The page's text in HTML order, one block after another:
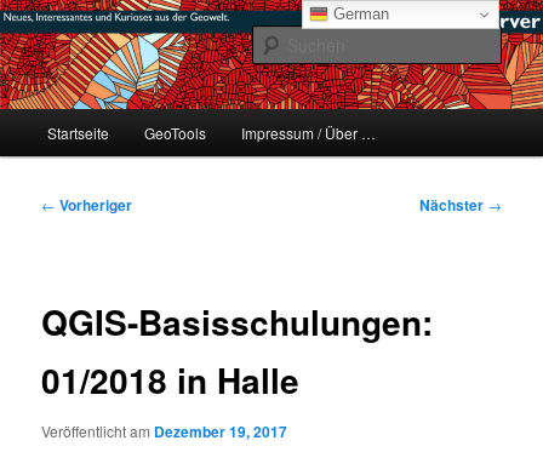
Zum
primären
Inhalt
springen#geoObserver
mikeE's GeoBlog
Startseite GeoTools Impressum / Über …
Beitragsnavigation
← Vorheriger Nächster →
QGIS-Basisschulungen:
01/2018 in Halle
Veröffentlicht am Dezember 19, 2017
German